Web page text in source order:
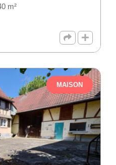
recharge véhicules
m²
MAISON